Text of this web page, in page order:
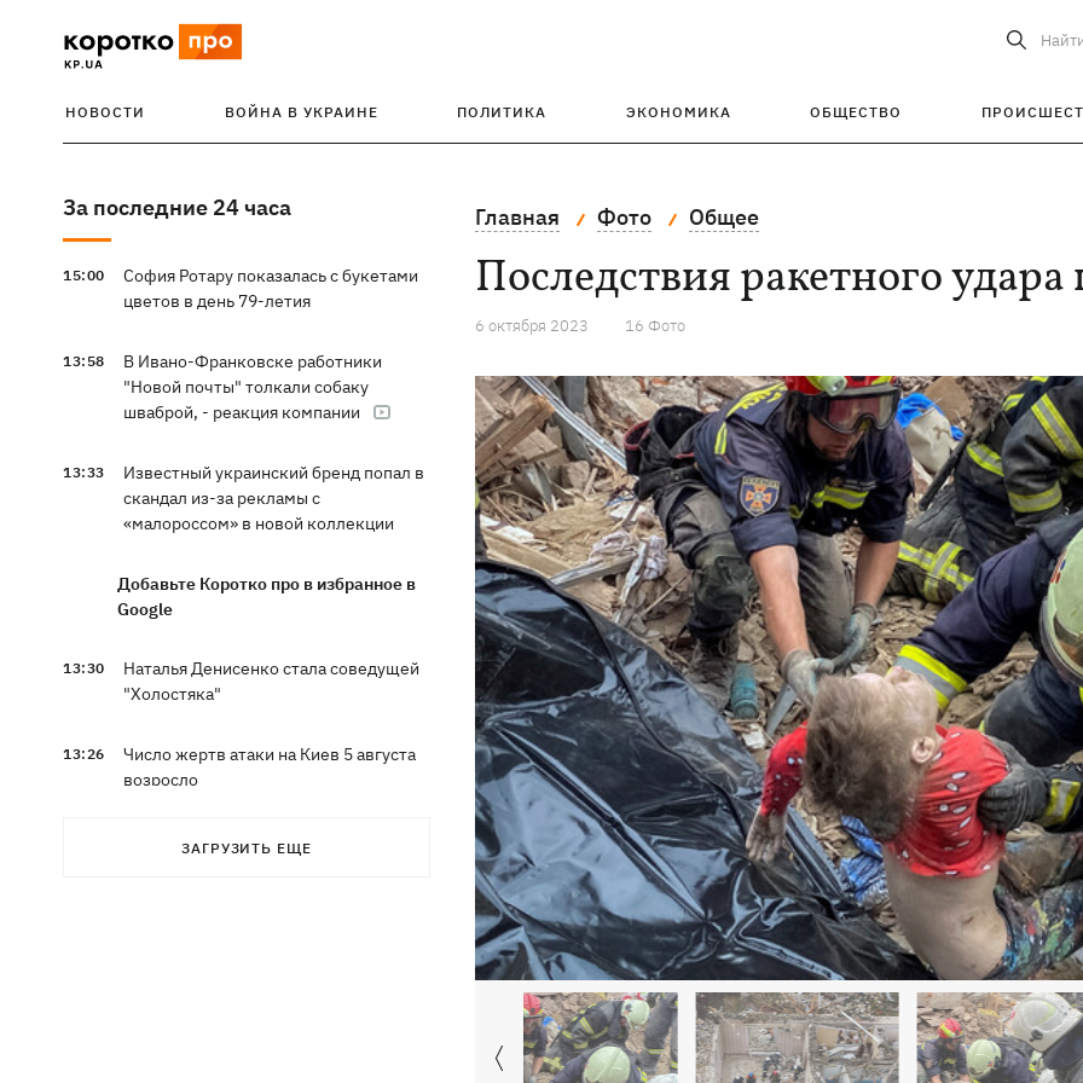
НОВОСТИ ВОЙНА В УКРАИНЕ ПОЛИТИКА ЭКОНОМИКА ОБЩЕСТВО
За последние 24 часа
15:00
София Ротару показалась с букетами
цветов в день 79-летия
13:58
В Ивано-Франковске работники
"Новой почты" толкали собаку
шваброй, - реакция компании
13:33
Известный украинский бренд попал в
скандал из-за рекламы с
«малороссом» в новой коллекции
Добавьте Коротко про в избранное в
Google
13:30
Наталья Денисенко стала соведущей
"Холостяка"
13:26
Число жертв атаки на Киев 5 августа
возросло
В Николаевской области во время
ЗАГРУЗИТЬ ЕЩЕ
Главная Фото Общее
Последствия ракетного
6 октября 2023 16 Фото